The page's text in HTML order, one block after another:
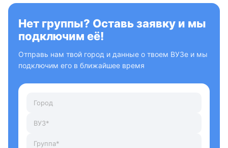
Нет группы? Оставь заявку и мы
подключим её!
Отправь нам твой город и данные о твоем ВУЗе и мы
подключим его в ближайшее время